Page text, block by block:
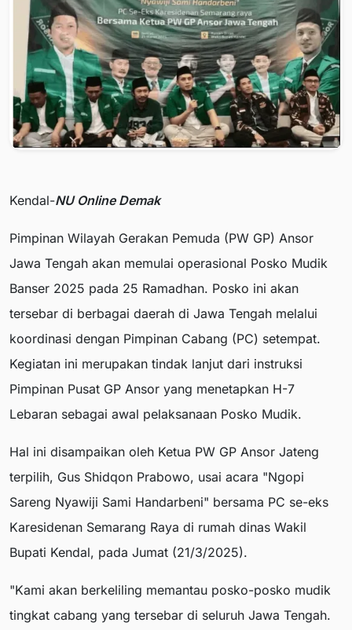
Kendal-NU Online Demak
Pimpinan Wilayah Gerakan Pemuda (PW GP) Ansor
Jawa Tengah akan memulai operasional Posko Mudik
Banser 2025 pada 25 Ramadhan. Posko ini akan
tersebar di berbagai daerah di Jawa Tengah melalui
koordinasi dengan Pimpinan Cabang (PC) setempat.
Kegiatan ini merupakan tindak lanjut dari instruksi
Pimpinan Pusat GP Ansor yang menetapkan H-7
Lebaran sebagai awal pelaksanaan Posko Mudik.
Hal ini disampaikan oleh Ketua PW GP Ansor Jateng
terpilih, Gus Shidqon Prabowo, usai acara "Ngopi
Sareng Nyawiji Sami Handarbeni" bersama PC se-eks
Karesidenan Semarang Raya di rumah dinas Wakil
Bupati Kendal, pada Jumat (21/3/2025).
"Kami akan berkeliling memantau posko-posko mudik
tingkat cabang yang tersebar di seluruh Jawa Tengah.